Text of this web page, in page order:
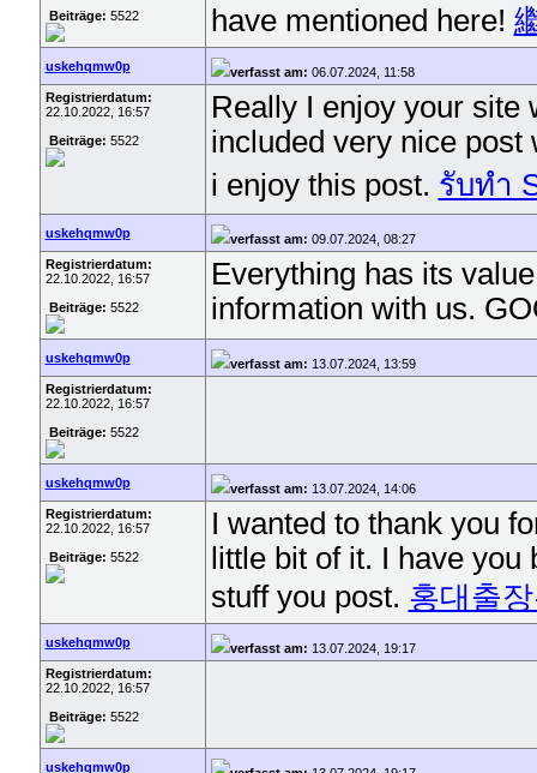
Beiträge: 5522
have mentioned here!
uskehqmw0p verfasst am: 06.07.2024, 11:58
Registrierdatum:
22.10.2022, 16:57
Beiträge: 5522
Really I enjoy your site
included very nice post
i enjoy this post. รับทำ
uskehqmw0p verfasst am: 09.07.2024, 08:27
Registrierdatum:
22.10.2022, 16:57
Beiträge: 5522
Everything has its
information with us.
uskehqmw0p verfasst am: 13.07.2024, 13:59
Registrierdatum:
22.10.2022, 16:57
Beiträge: 5522
uskehqmw0p verfasst am: 13.07.2024, 14:06
Registrierdatum:
22.10.2022, 16:57
Beiträge: 5522
I wanted to thank you
little bit of it. I have
stuff you post. 홍대출
uskehqmw0p verfasst am: 13.07.2024, 19:17
Registrierdatum:
22.10.2022, 16:57
Beiträge: 5522
uskehqmw0p